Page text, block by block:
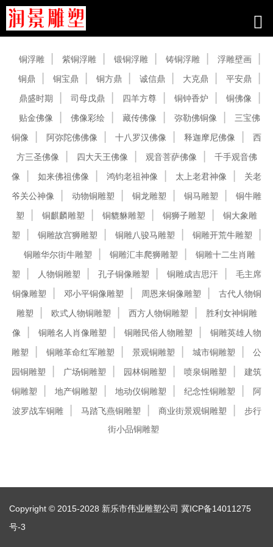
铜浮雕 紫铜浮雕 锻铜浮雕 铸铜浮雕
浮雕壁画
铜鼎
铜宝鼎 铜方鼎 诚信鼎 大克鼎
平安鼎
鼎盛时期
司母戊鼎 四羊方尊 铜钟香炉
铜佛像
贴金佛像
佛像彩绘 藏传佛像 弥勒佛铜像
三宝佛
铜像
阿弥陀佛佛像 十八罗汉佛像 释迦摩尼佛像
西
方三圣佛像
四大天王佛像 观音菩萨佛像
千手观音佛
像
如来佛祖佛像 鸿钧老祖神像 太上老君神像
关老
爷关公神像
动物铜雕塑 铜龙雕塑 铜马雕塑
铜牛雕
塑
铜麒麟雕塑 铜貔貅雕塑 铜狮子雕塑
铜大象雕
塑
铜雕故宫狮雕塑 铜雕八骏马雕塑
铜雕开荒牛雕塑
铜雕华尔街牛雕塑
铜雕汇丰爬狮雕塑
铜雕十二生肖雕
塑
人物铜雕塑 孔子铜像雕塑 铜雕成吉思汗
毛主席
铜像雕塑
邓小平铜像雕塑 周恩来铜像雕塑
古代人物铜
雕塑
欧式人物铜雕塑 西方人物铜雕塑
胜利女神铜雕
像
铜雕名人肖像雕塑 铜雕民俗人物雕塑
铜雕英雄人物
雕塑
铜雕革命红军雕塑 景观铜雕塑 城市铜雕塑
公
园铜雕塑
广场铜雕塑 园林铜雕塑 喷泉铜雕塑
建筑
铜雕塑
地产铜雕塑 地动仪铜雕塑 纪念性铜雕塑
阿
波罗战车铜雕
马踏飞燕铜雕塑 商业街景观铜雕塑
步行
街小品铜雕塑
Copyright © 2015-2028 新乐市伟业雕塑公司 冀ICP备14011275
号-3